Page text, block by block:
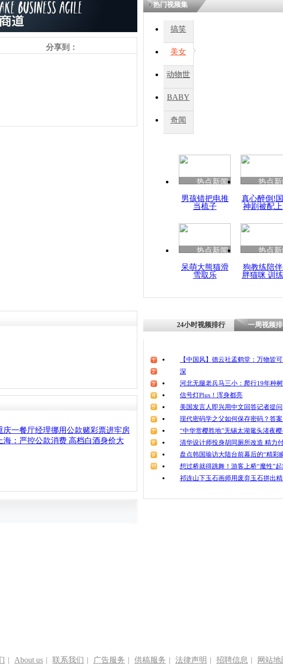
因
度苗族花山节
魂
分享到：
热门视频集
搞笑
美女
动物世
BABY
秀
奇闻
热点新闻
男孩错把电推
当梳子
热点新
真心醉倒!
神剧被配
热点新闻
呆萌大熊猫滑
雪取乐
热点新
狗教练陪
胖猫咪 训
庆一餐厅经理挪用公款赌彩票进牢房
上海：严控公款消费 高档白酒身价大
24小时视频排行 一周视频
【中国风】德云社孟鹤堂：万物皆
深
河北无腿老兵马三小：爬行19年种
信号灯Plus！浑身都亮
美国发言人即兴用中文回答记者提问
现代密码学之父如何保存密码？答
“中华赏樱胜地”无锡太湖鼋头渚夜
清华设计师投身胡同厕所改造 精力
盘点韩国瑜访大陆台前幕后的“精彩
想过桥就得跳舞！游客上桥“魔性”
祁连山下玉石画师用废弃玉石拼出
| About us | 联系我们 | 广告服务 | 供稿服务 | 法律声明 | 招聘信息 | 网站地